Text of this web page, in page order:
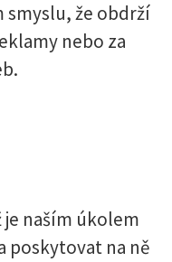
smyslu, že obdrží
nebo za
naším úkolem
poskytovat na ně